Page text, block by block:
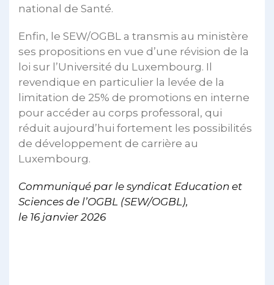
national de Santé.
Enfin, le SEW/OGBL a transmis au ministère
ses propositions en vue d’une révision de la
loi sur l’Université du Luxembourg. Il
revendique en particulier la levée de la
limitation de 25% de promotions en interne
pour accéder au corps professoral, qui
réduit aujourd’hui fortement les possibilités
de développement de carrière au
Luxembourg.
Communiqué par le syndicat Education et
Sciences de l’OGBL (SEW/OGBL),
le 16 janvier 2026